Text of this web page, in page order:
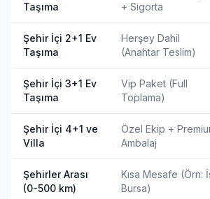
Taşıma
+ Sigorta
Şehir İçi 2+1 Ev
Taşıma
Herşey Dahil
(Anahtar Teslim)
Şehir İçi 3+1 Ev
Taşıma
Vip Paket (Full
Toplama)
Şehir İçi 4+1 ve
Villa
Özel Ekip +
Ambalaj
Şehirler Arası
(0-500 km)
Kısa Mesafe (Örn:
Bursa)